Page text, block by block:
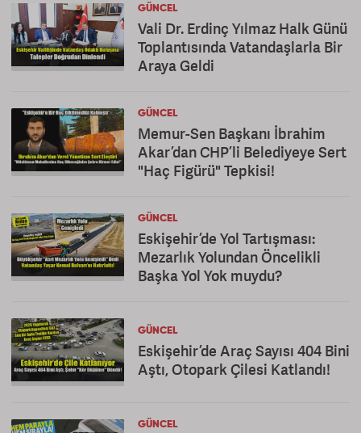
GÜNCEL
Vali Dr. Erdinç Yılmaz Halk Günü
Toplantısında Vatandaşlarla Bir
Araya Geldi
GÜNCEL
Memur-Sen Başkanı İbrahim
Akar’dan CHP’li Belediyeye Sert
"Haç Figürü" Tepkisi!
GÜNCEL
Eskişehir’de Yol Tartışması:
Mezarlık Yolundan Öncelikli
Başka Yol Yok muydu?
GÜNCEL
Eskişehir’de Araç Sayısı 404 Bini
Aştı, Otopark Çilesi Katlandı!
GÜNCEL